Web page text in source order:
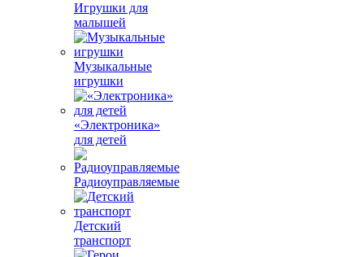
Игрушки для
малышей
Музыкальные
игрушки
«Электроника»
для детей
Радиоуправляемые
Детский
транспорт